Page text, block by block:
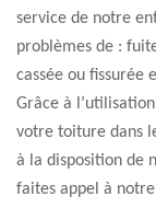
service de notre
problèmes de :
cassée ou fissurée
Grâce à
votre toiture dans
à la disposition de
faites appel à